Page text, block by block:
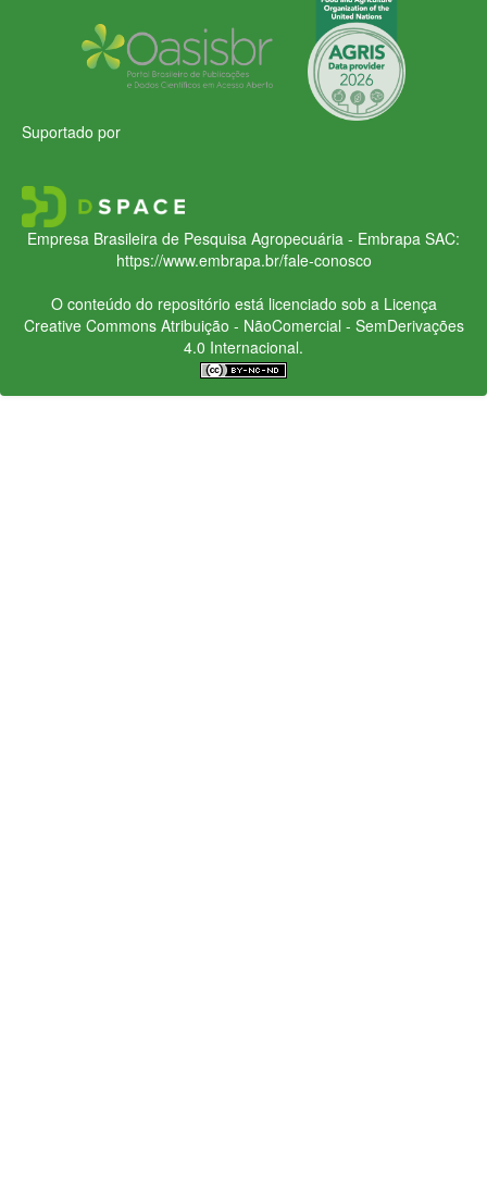
Suportado por
Empresa Brasileira de Pesquisa Agropecuária - Embrapa SAC:
https://www.embrapa.br/fale-conosco
O conteúdo do repositório está licenciado sob a Licença
Creative CommonsAtribuição - NãoComercial - SemDerivações
4.0 Internacional.